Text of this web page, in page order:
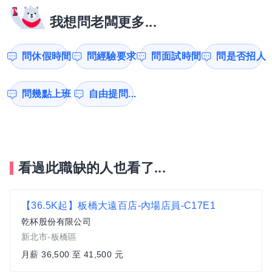
我想問老闆更多...
問休假時間 問經驗要求 問面試時間 問是否招人
問幾點上班 自由提問...
看過此職缺的人也看了...
【36.5K起】板橋大遠百店-內場店員-C17E1
乾杯股份有限公司
新北市-板橋區
月薪 36,500 至 41,500 元